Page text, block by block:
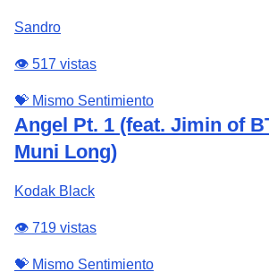
Sandro
👁️ 517 vistas
💝 Mismo Sentimiento
Angel Pt. 1 (feat. Jimin of
Muni Long)
Kodak Black
👁️ 719 vistas
💝 Mismo Sentimiento